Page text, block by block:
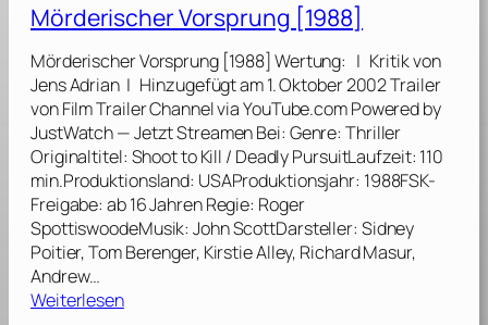
i
n
e
:
„
D
a
s
,
w
a
d
l
a
i
s
r
–
D
a
s
o
Mörderischer Vorsprung [1988]
Mörderischer Vorsprung [1988] Wertung: | Kritik von
Jens Adrian | Hinzugefügt am 1. Oktober 2002 Trailer
von Film Trailer Channel via YouTube.com Powered by
JustWatch — Jetzt Streamen Bei: Genre: Thriller
Originaltitel: Shoot to Kill / Deadly PursuitLaufzeit: 110
min.Produktionsland: USAProduktionsjahr: 1988FSK-
Freigabe: ab 16 Jahren Regie: Roger
SpottiswoodeMusik: John ScottDarsteller: Sidney
Poitier, Tom Berenger, Kirstie Alley, Richard Masur,
Andrew…
Weiterlesen: